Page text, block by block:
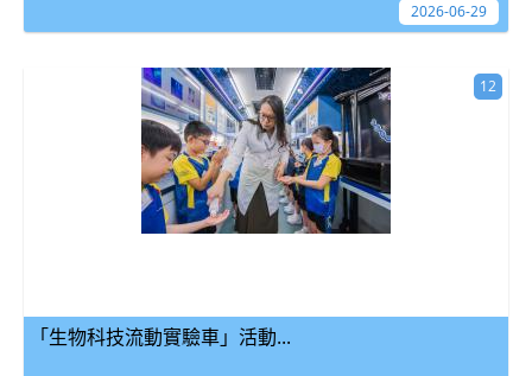
2026-06-29
「生物科技流動實驗車」活動...
12